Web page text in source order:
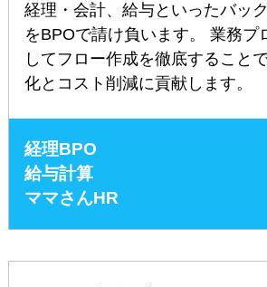
経理・会計、給与といったバッ
をBPOで請け負います。 業務プ
してフロー作成を徹底すること
化とコスト削減に貢献します。
経理BPO
給与計算
ママさんHR